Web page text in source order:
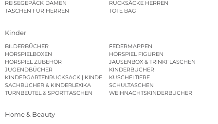
REISEGEPÄCK DAMEN
RUCKSÄCKE HERREN
TASCHEN FÜR HERREN
TOTE BAG
Kinder
BILDERBÜCHER
FEDERMAPPEN
HÖRSPIELBOXEN
HÖRSPIEL FIGUREN
HÖRSPIEL ZUBEHÖR
JAUSENBOX & TRINKFLASCHEN
JUGENDBÜCHER
KINDERBÜCHER
KINDERGARTENRUCKSACK | KINDERGARTENBEUTEL
KUSCHELTIERE
SACHBÜCHER & KINDERLEXIKA
SCHULTASCHEN
TURNBEUTEL & SPORTTASCHEN
WEIHNACHTSKINDERBÜCHER
Home & Beauty